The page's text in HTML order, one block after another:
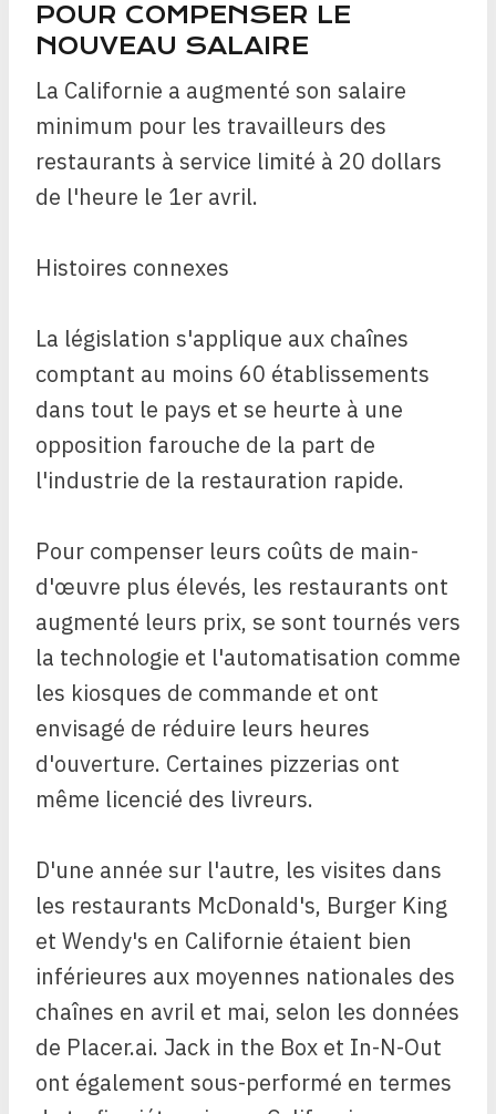
POUR COMPENSER LE
NOUVEAU SALAIRE
La Californie a augmenté son salaire
minimum pour les travailleurs des
restaurants à service limité à 20 dollars
de l'heure le 1er avril.
Histoires connexes
La législation s'applique aux chaînes
comptant au moins 60 établissements
dans tout le pays et se heurte à une
opposition farouche de la part de
l'industrie de la restauration rapide.
Pour compenser leurs coûts de main-
d'œuvre plus élevés, les restaurants ont
augmenté leurs prix, se sont tournés vers
la technologie et l'automatisation comme
les kiosques de commande et ont
envisagé de réduire leurs heures
d'ouverture. Certaines pizzerias ont
même licencié des livreurs.
D'une année sur l'autre, les visites dans
les restaurants McDonald's, Burger King
et Wendy's en Californie étaient bien
inférieures aux moyennes nationales des
chaînes en avril et mai, selon les données
de Placer.ai. Jack in the Box et In-N-Out
ont également sous-performé en termes